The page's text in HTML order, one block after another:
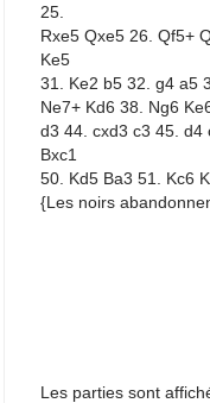
25.
Rxe5 Qxe5 26. Qf5+
Ke5
31. Ke2 b5 32. g4 a5
Ne7+ Kd6 38. Ng6
d3 44. cxd3 c3 45. d4
Bxc1
50. Kd5 Ba3 51. Kc6
{Les noirs
Les parties sont